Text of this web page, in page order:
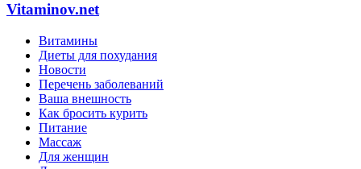
Vitaminov.net
Витамины
Диеты для похудания
Новости
Перечень заболеваний
Ваша внешность
Как бросить курить
Питание
Массаж
Для женщин